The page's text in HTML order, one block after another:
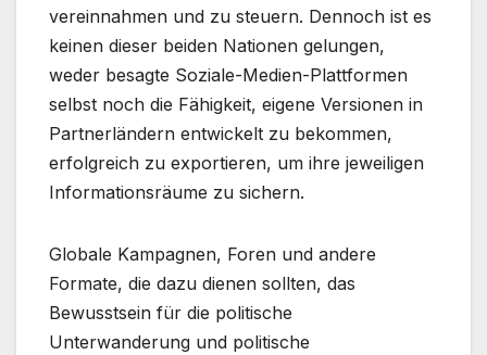
vereinnahmen und zu steuern. Dennoch ist es
keinen dieser beiden Nationen gelungen,
weder besagte Soziale-Medien-Plattformen
selbst noch die Fähigkeit, eigene Versionen in
Partnerländern entwickelt zu bekommen,
erfolgreich zu exportieren, um ihre jeweiligen
Informationsräume zu sichern.
Globale Kampagnen, Foren und andere
Formate, die dazu dienen sollten, das
Bewusstsein für die politische
Unterwanderung und politische